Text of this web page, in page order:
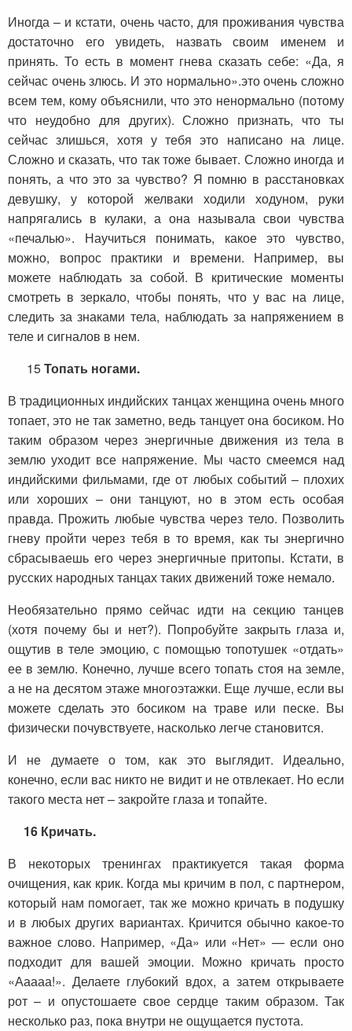
Иногда – и кстати, очень часто, для проживания чувства
достаточно его увидеть, назвать своим именем и
принять. То есть в момент гнева сказать себе: «Да, я
сейчас очень злюсь. И это нормально».это очень сложно
всем тем, кому объяснили, что это ненормально (потому
что неудобно для других). Сложно признать, что ты
сейчас злишься, хотя у тебя это написано на лице.
Сложно и сказать, что так тоже бывает. Сложно иногда и
понять, а что это за чувство? Я помню в расстановках
девушку, у которой желваки ходили ходуном, руки
напрягались в кулаки, а она называла свои чувства
«печалью». Научиться понимать, какое это чувство,
можно, вопрос практики и времени. Например, вы
можете наблюдать за собой. В критические моменты
смотреть в зеркало, чтобы понять, что у вас на лице,
следить за знаками тела, наблюдать за напряжением в
теле и сигналов в нем.
15Топать ногами.
В традиционных индийских танцах женщина очень много
топает, это не так заметно, ведь танцует она босиком. Но
таким образом через энергичные движения из тела в
землю уходит все напряжение. Мы часто смеемся над
индийскими фильмами, где от любых событий – плохих
или хороших – они танцуют, но в этом есть особая
правда. Прожить любые чувства через тело. Позволить
гневу пройти через тебя в то время, как ты энергично
сбрасываешь его через энергичные притопы. Кстати, в
русских народных танцах таких движений тоже немало.
Необязательно прямо сейчас идти на секцию танцев
(хотя почему бы и нет?). Попробуйте закрыть глаза и,
ощутив в теле эмоцию, с помощью топотушек «отдать»
ее в землю. Конечно, лучше всего топать стоя на земле,
а не на десятом этаже многоэтажки. Еще лучше, если вы
можете сделать это босиком на траве или песке. Вы
физически почувствуете, насколько легче становится.
И не думаете о том, как это выглядит. Идеально,
конечно, если вас никто не видит и не отвлекает. Но если
такого места нет – закройте глаза и топайте.
16 Кричать.
В некоторых тренингах практикуется такая форма
очищения, как крик. Когда мы кричим в пол, с партнером,
который нам помогает, так же можно кричать в подушку
и в любых других вариантах. Кричится обычно какое-то
важное слово. Например, «Да» или «Нет» — если оно
подходит для вашей эмоции. Можно кричать просто
«Ааааа!». Делаете глубокий вдох, а затем открываете
рот – и опустошаете свое сердце таким образом. Так
несколько раз, пока внутри не ощущается пустота.